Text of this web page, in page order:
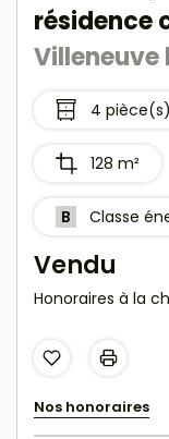
résidence
Villeneuve
4 pièce(s)
128 m²
B Classe
Vendu
Honoraires à la
Nos honoraires